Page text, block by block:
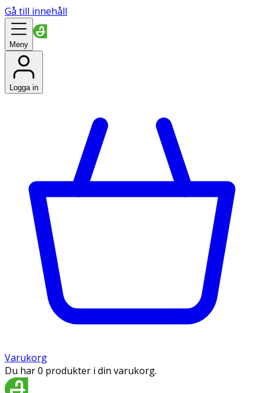
Gå till innehåll
Meny
Logga in
Varukorg
Du har 0 produkter i din varukorg.